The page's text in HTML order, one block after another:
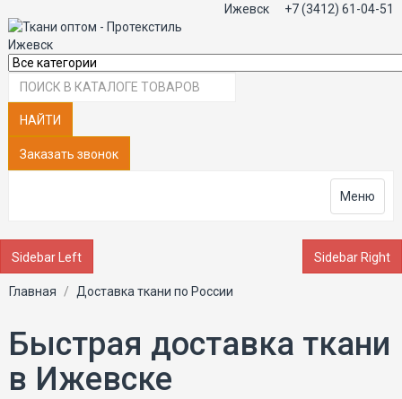
Ижевск +7 (3412) 61-04-51
НАЙТИ
Заказать звонок
Меню
Sidebar Left Sidebar Right
Главная Доставка ткани по России
Быстрая доставка ткани
в Ижевске